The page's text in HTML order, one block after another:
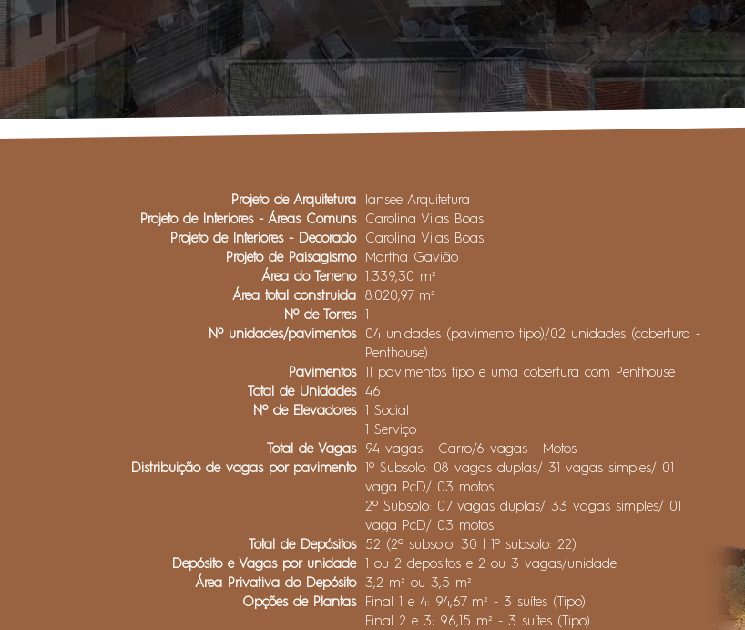
Projeto de Arquitetura
Projeto de Interiores - Áreas Comuns
Projeto de Interiores - Decorado
Projeto de Paisagismo
Área do Terreno
Área total construida
Nº de Torres
Nº unidades/pavimentos
Pavimentos
Total de Unidades
Nº de Elevadores
Total de Vagas
Distribuição de vagas por pavimento
Total de Depósitos
Depósito e Vagas por unidade
Área Privativa do Depósito
Opções de Plantas
Iansee Arquitetura
Carolina Vilas Boas
Carolina Vilas Boas
Martha Gavião
1.339,30 m²
8.020,97 m²
04 unidades (pavimento tipo)/02 unidades (cobertura -
Penthouse)
11 pavimentos tipo e uma cobertura com Penthouse
46
1 Social
1 Serviço
94 vagas - Carro/6 vagas - Motos
1º Subsolo: 08 vagas duplas/ 31 vagas simples/ 01
vaga PcD/ 03 motos
2º Subsolo: 07 vagas duplas/ 33 vagas simples/ 01
vaga PcD/ 03 motos
52 (2º subsolo: 30 | 1º subsolo: 22)
1 ou 2 depósitos e 2 ou 3 vagas/unidade
3,2 m² ou 3,5 m²
Final 1 e 4: 94,67 m² - 3 suítes (Tipo)
Final 2 e 3: 96,15 m² - 3 suítes (Tipo)​